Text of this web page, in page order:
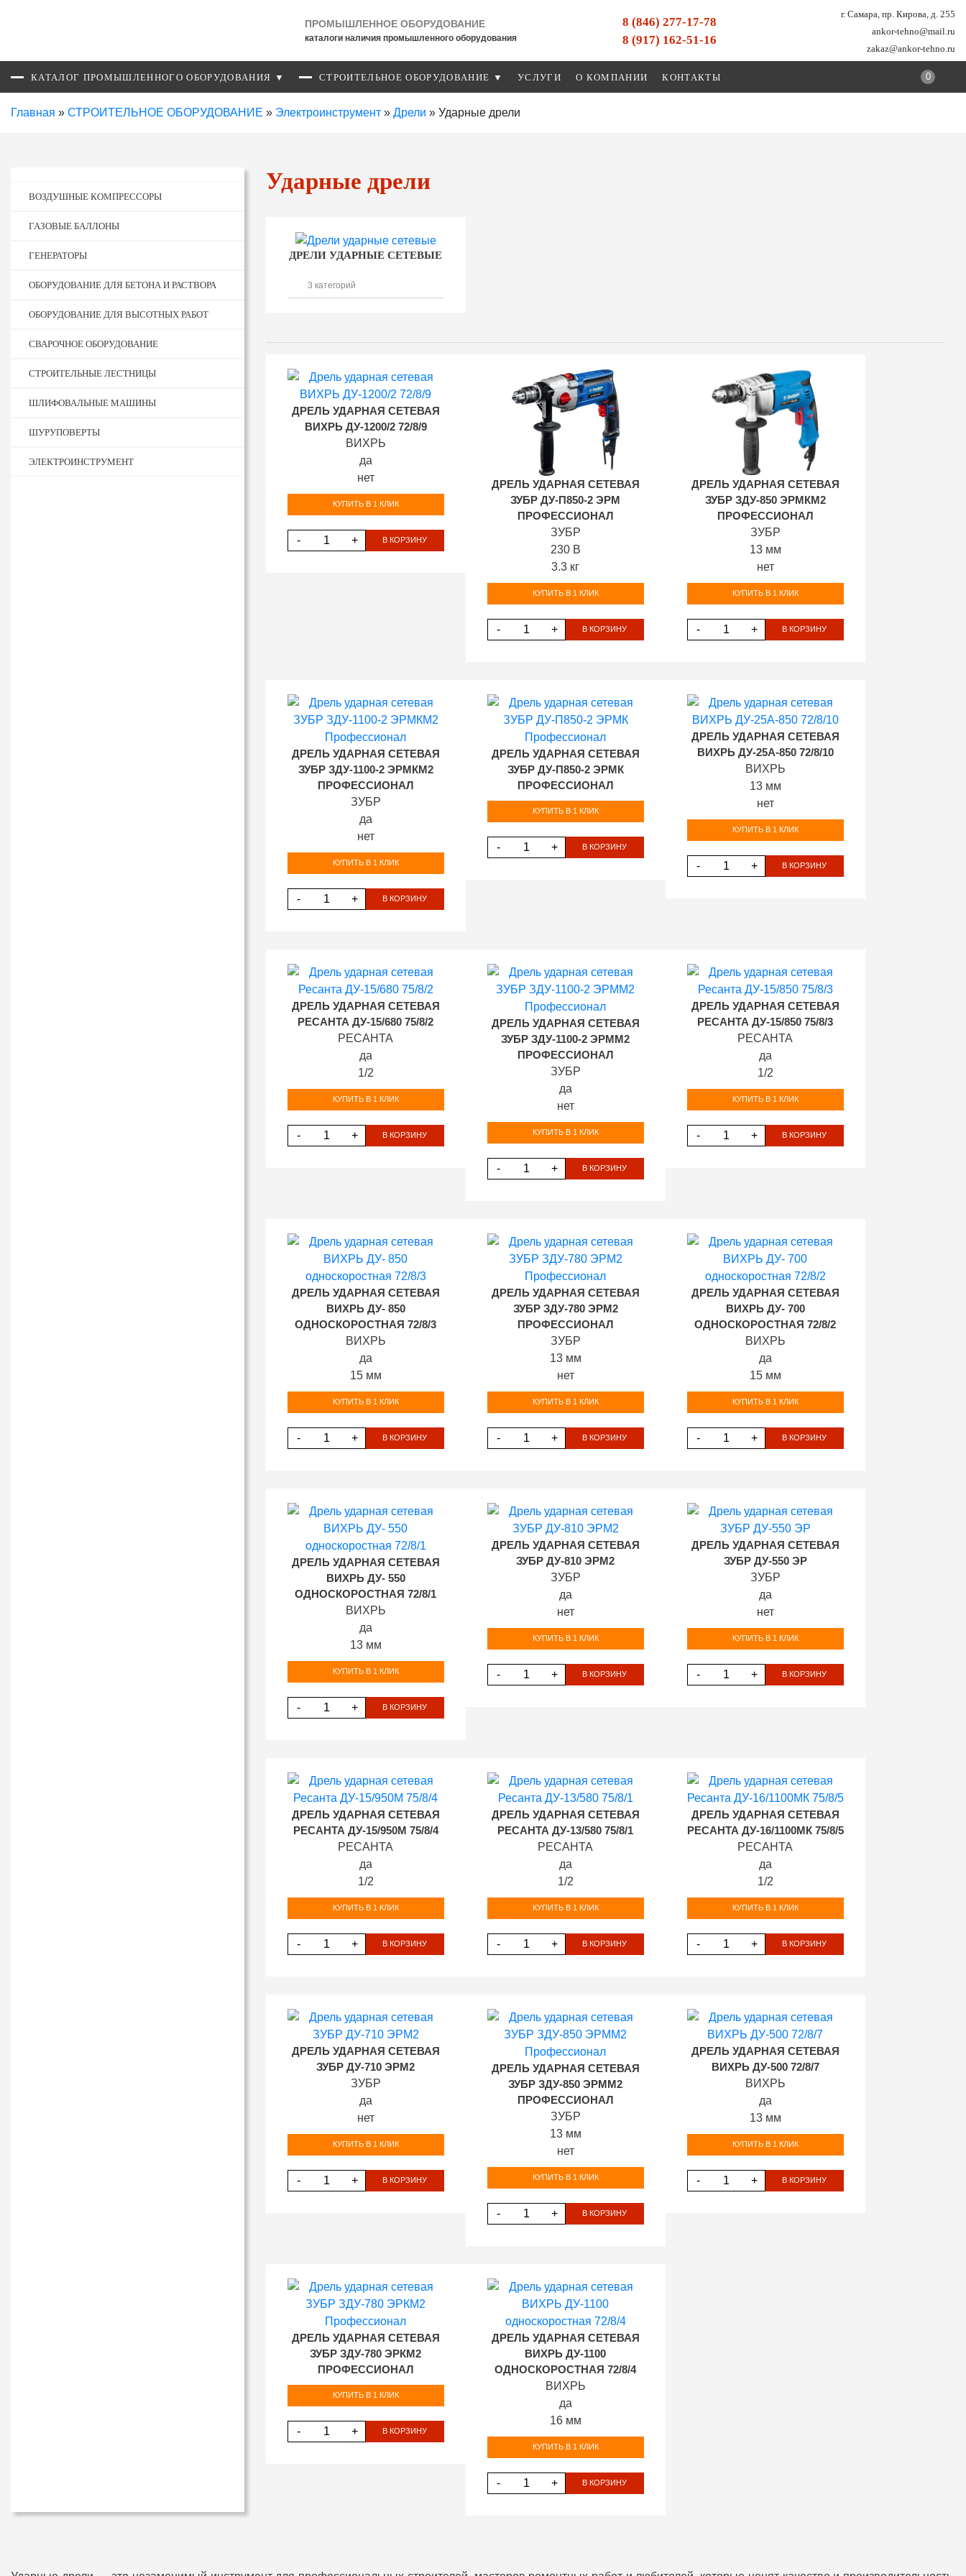
ПРОМЫШЛЕННОЕ ОБОРУДОВАНИЕ
каталоги наличия промышленного оборудования
8 (846) 277-17-78
8 (917) 162-51-16
г. Самара, пр. Кирова, д. 255
ankor-tehno@mail.ru
zakaz@ankor-tehno.ru
КАТАЛОГ ПРОМЫШЛЕННОГО ОБОРУДОВАНИЯ ▼ СТРОИТЕЛЬНОЕ ОБОРУДОВАНИЕ ▼ УСЛУГИ О КОМПАНИИ КОНТАКТЫ 0
Главная » СТРОИТЕЛЬНОЕ ОБОРУДОВАНИЕ » Электроинструмент » Дрели » Ударные дрели
ВОЗДУШНЫЕ КОМПРЕССОРЫ
ГАЗОВЫЕ БАЛЛОНЫ
ГЕНЕРАТОРЫ
ОБОРУДОВАНИЕ ДЛЯ БЕТОНА И РАСТВОРА
ОБОРУДОВАНИЕ ДЛЯ ВЫСОТНЫХ РАБОТ
СВАРОЧНОЕ ОБОРУДОВАНИЕ
СТРОИТЕЛЬНЫЕ ЛЕСТНИЦЫ
ШЛИФОВАЛЬНЫЕ МАШИНЫ
ШУРУПОВЕРТЫ
ЭЛЕКТРОИНСТРУМЕНТ
Ударные дрели
ДРЕЛИ УДАРНЫЕ СЕТЕВЫЕ
3 категорий
ДРЕЛЬ УДАРНАЯ СЕТЕВАЯ
ВИХРЬ ДУ-1200/2 72/8/9
ВИХРЬ
да
нет
КУПИТЬ В 1 КЛИК
- + В КОРЗИНУ
ДРЕЛЬ УДАРНАЯ СЕТЕВАЯ
ЗУБР ДУ-П850-2 ЭРМ
ПРОФЕССИОНАЛ
ЗУБР
230 В
3.3 кг
КУПИТЬ В 1 КЛИК
- + В КОРЗИНУ
ДРЕЛЬ УДАРНАЯ СЕТЕВАЯ
ЗУБР ЗДУ-850 ЭРМКМ2
ПРОФЕССИОНАЛ
ЗУБР
13 мм
нет
КУПИТЬ В 1 КЛИК
- + В КОРЗИНУ
ДРЕЛЬ УДАРНАЯ СЕТЕВАЯ
ЗУБР ЗДУ-1100-2 ЭРМКМ2
ПРОФЕССИОНАЛ
ЗУБР
да
нет
КУПИТЬ В 1 КЛИК
- + В КОРЗИНУ
ДРЕЛЬ УДАРНАЯ СЕТЕВАЯ
ЗУБР ДУ-П850-2 ЭРМК
ПРОФЕССИОНАЛ
КУПИТЬ В 1 КЛИК
- + В КОРЗИНУ
ДРЕЛЬ УДАРНАЯ СЕТЕВАЯ
ВИХРЬ ДУ-25А-850 72/8/10
ВИХРЬ
13 мм
нет
КУПИТЬ В 1 КЛИК
- + В КОРЗИНУ
ДРЕЛЬ УДАРНАЯ СЕТЕВАЯ
РЕСАНТА ДУ-15/680 75/8/2
РЕСАНТА
да
1/2
КУПИТЬ В 1 КЛИК
- + В КОРЗИНУ
ДРЕЛЬ УДАРНАЯ СЕТЕВАЯ
ЗУБР ЗДУ-1100-2 ЭРММ2
ПРОФЕССИОНАЛ
ЗУБР
да
нет
КУПИТЬ В 1 КЛИК
- + В КОРЗИНУ
ДРЕЛЬ УДАРНАЯ СЕТЕВАЯ
РЕСАНТА ДУ-15/850 75/8/3
РЕСАНТА
да
1/2
КУПИТЬ В 1 КЛИК
- + В КОРЗИНУ
ДРЕЛЬ УДАРНАЯ СЕТЕВАЯ
ВИХРЬ ДУ- 850
ОДНОСКОРОСТНАЯ 72/8/3
ВИХРЬ
да
15 мм
КУПИТЬ В 1 КЛИК
- + В КОРЗИНУ
ДРЕЛЬ УДАРНАЯ СЕТЕВАЯ
ЗУБР ЗДУ-780 ЭРМ2
ПРОФЕССИОНАЛ
ЗУБР
13 мм
нет
КУПИТЬ В 1 КЛИК
- + В КОРЗИНУ
ДРЕЛЬ УДАРНАЯ СЕТЕВАЯ
ВИХРЬ ДУ- 700
ОДНОСКОРОСТНАЯ 72/8/2
ВИХРЬ
да
15 мм
КУПИТЬ В 1 КЛИК
- + В КОРЗИНУ
ДРЕЛЬ УДАРНАЯ СЕТЕВАЯ
ВИХРЬ ДУ- 550
ОДНОСКОРОСТНАЯ 72/8/1
ВИХРЬ
да
13 мм
КУПИТЬ В 1 КЛИК
- + В КОРЗИНУ
ДРЕЛЬ УДАРНАЯ СЕТЕВАЯ
ЗУБР ДУ-810 ЭРМ2
ЗУБР
да
нет
КУПИТЬ В 1 КЛИК
- + В КОРЗИНУ
ДРЕЛЬ УДАРНАЯ СЕТЕВАЯ
ЗУБР ДУ-550 ЭР
ЗУБР
да
нет
КУПИТЬ В 1 КЛИК
- + В КОРЗИНУ
ДРЕЛЬ УДАРНАЯ СЕТЕВАЯ
РЕСАНТА ДУ-15/950М 75/8/4
РЕСАНТА
да
1/2
КУПИТЬ В 1 КЛИК
- + В КОРЗИНУ
ДРЕЛЬ УДАРНАЯ СЕТЕВАЯ
РЕСАНТА ДУ-13/580 75/8/1
РЕСАНТА
да
1/2
КУПИТЬ В 1 КЛИК
- + В КОРЗИНУ
ДРЕЛЬ УДАРНАЯ СЕТЕВАЯ
РЕСАНТА ДУ-16/1100МК 75/8/5
РЕСАНТА
да
1/2
КУПИТЬ В 1 КЛИК
- + В КОРЗИНУ
ДРЕЛЬ УДАРНАЯ СЕТЕВАЯ
ЗУБР ДУ-710 ЭРМ2
ЗУБР
да
нет
КУПИТЬ В 1 КЛИК
- + В КОРЗИНУ
ДРЕЛЬ УДАРНАЯ СЕТЕВАЯ
ЗУБР ЗДУ-850 ЭРММ2
ПРОФЕССИОНАЛ
ЗУБР
13 мм
нет
КУПИТЬ В 1 КЛИК
- + В КОРЗИНУ
ДРЕЛЬ УДАРНАЯ СЕТЕВАЯ
ВИХРЬ ДУ-500 72/8/7
ВИХРЬ
да
13 мм
КУПИТЬ В 1 КЛИК
- + В КОРЗИНУ
ДРЕЛЬ УДАРНАЯ СЕТЕВАЯ
ЗУБР ЗДУ-780 ЭРКМ2
ПРОФЕССИОНАЛ
КУПИТЬ В 1 КЛИК
- + В КОРЗИНУ
ДРЕЛЬ УДАРНАЯ СЕТЕВАЯ
ВИХРЬ ДУ-1100
ОДНОСКОРОСТНАЯ 72/8/4
ВИХРЬ
да
16 мм
КУПИТЬ В 1 КЛИК
- + В КОРЗИНУ